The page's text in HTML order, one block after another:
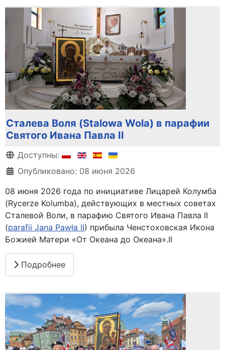
Сталева Воля (Stalowa Wola) в парафии
Святого Ивана Павла II
Информация о материале
Доступны:
Опубликовано: 08 июня 2026
08 июня 2026 года по инициативе Лицарей Колумба
(Rycerze Kolumba), действующих в местных советах
Сталевой Воли, в парафию Святого Ивана Павла II
(parafii Jana Pawła II) прибыла Ченстоховская Икона
Божией Матери «От Океана до Океана».ІІ
Подробнее